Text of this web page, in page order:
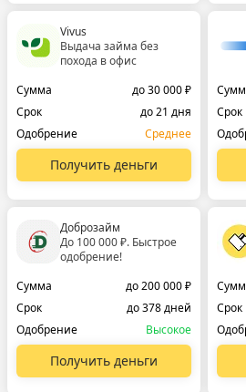
Vivus
Выдача займа без
похода в офис
Сумма
до 30 000 ₽
Срок
до 21 дня
Одобрение
Среднее
Получить деньги
Срок
Доброзайм
До 100 000 ₽. Быстрое
одобрение!
Сумма
до 200 000 ₽
Срок
до 378 дней
Одобрение
Высокое
Получить деньги
Срок